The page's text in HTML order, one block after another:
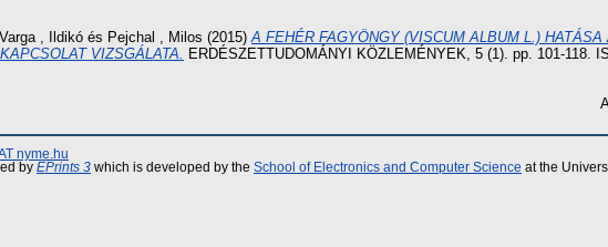
Varga , Ildikó és Pejchal , Milos (2015) A FEHÉR FAGYÖNGY (VISCUM ALBUM L.)
VIZSGÁLATA.
ERDÉSZETTUDOMÁNYI KÖZLEMÉNYEK, 5 (1). pp. 101-118.
nyme.hu
by EPrints 3 which is developed by the School of Electronics and Computer Science at the